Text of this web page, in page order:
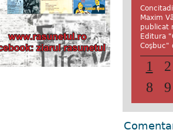
Maxim
publicat
Editura
Coşbuc"
1 2
8
9